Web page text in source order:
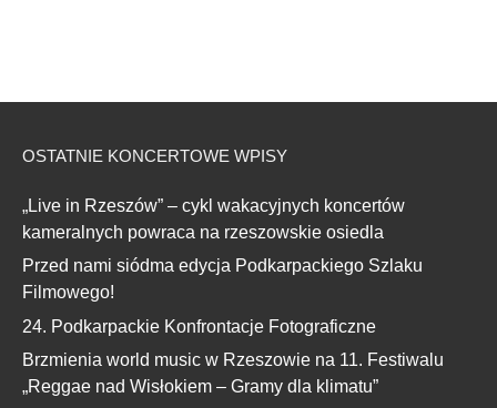
OSTATNIE KONCERTOWE WPISY
„Live in Rzeszów” – cykl wakacyjnych koncertów
kameralnych powraca na rzeszowskie osiedla
Przed nami siódma edycja Podkarpackiego Szlaku
Filmowego!
24. Podkarpackie Konfrontacje Fotograficzne
Brzmienia world music w Rzeszowie na 11. Festiwalu
„Reggae nad Wisłokiem – Gramy dla klimatu”